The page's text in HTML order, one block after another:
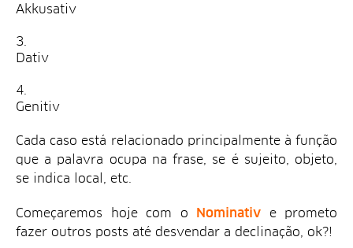
Akkusativ
Dativ
Genitiv
Cada caso está relacionado principalmente à função
que a palavra ocupa na frase, se é sujeito, objeto,
se indica local, etc.
Começaremos hoje com o Nominativ e prometo
fazer outros posts até desvendar a declinação, ok?!